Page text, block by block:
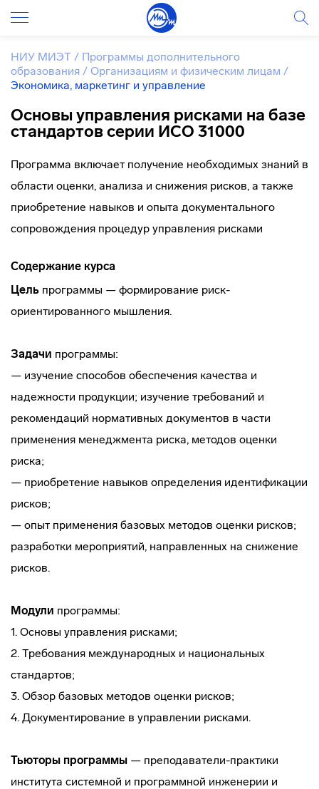
НИУ МИЭТ / Программы дополнительного
образования / Организациям и физическим лицам /
Экономика, маркетинг и управление
Основы управления рисками на базе
стандартов серии ИСО 31000
Программа включает получение необходимых знаний в
области оценки, анализа и снижения рисков, а также
приобретение навыков и опыта документального
сопровождения процедур управления рисками
Содержание курса
Цель программы — формирование риск-
ориентированного мышления.
Задачи программы:
— изучение способов обеспечения качества и
надежности продукции; изучение требований и
рекомендаций нормативных документов в части
применения менеджмента риска, методов оценки
риска;
— приобретение навыков определения идентификации
рисков;
— опыт применения базовых методов оценки рисков;
разработки мероприятий, направленных на снижение
рисков.
Модули программы:
1. Основы управления рисками;
2. Требования международных и национальных
стандартов;
3. Обзор базовых методов оценки рисков;
4. Документирование в управлении рисками.
Тьюторы программы — преподаватели-практики
института системной и программной инженерии и